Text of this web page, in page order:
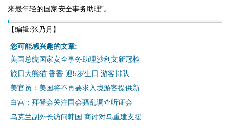
来最年轻的国家安全事务助理”。
【编辑:张乃月】
您可能感兴趣的文章:
美国总统国家安全事务助理沙利文新冠检
旅日大熊猫“香香”迎5岁生日 游客排队
美官员：美国将不再要求入境游客提供新
白宫：拜登会关注国会骚乱调查听证会
乌克兰副外长访问韩国 商讨对乌重建支援